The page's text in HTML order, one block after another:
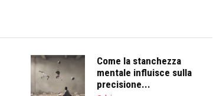
Come la stanchezza
mentale influisce sulla
precisione...